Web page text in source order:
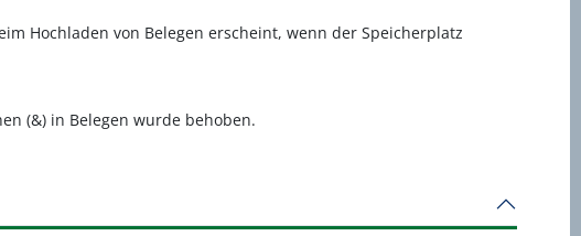
Hochladen von Belegen erscheint, wenn der Speicherplatz
(&) in Belegen wurde behoben.